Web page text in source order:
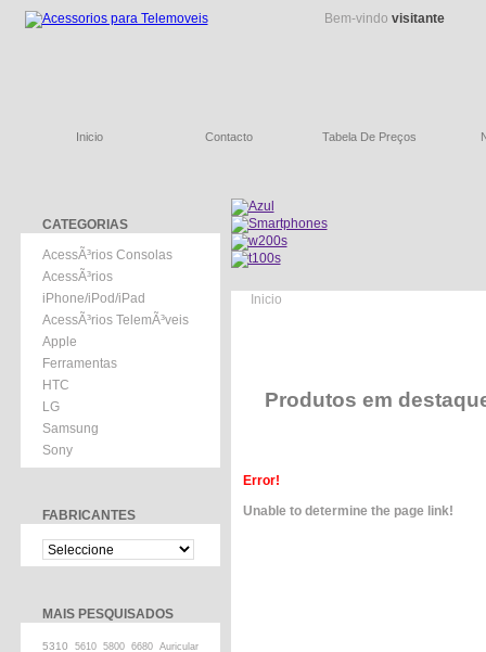
Bem-vindo visitante
Inicio Contacto Tabela De Preços
CATEGORIAS
AcessÃ³rios Consolas
AcessÃ³rios
iPhone/iPod/iPad
AcessÃ³rios TelemÃ³veis
Apple
Ferramentas
HTC
LG
Samsung
Sony
FABRICANTES
MAIS PESQUISADOS
5310 5610 5800 6680 Auricular
Inicio
Produtos em
Error!
Unable to determine the page link!